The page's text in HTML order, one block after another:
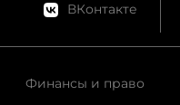
ВКонтакте
Финансы и право